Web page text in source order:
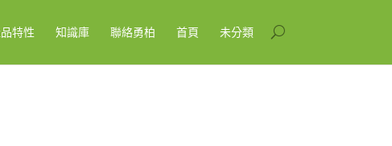
特性 知識庫 聯絡勇柏 首頁 未分類